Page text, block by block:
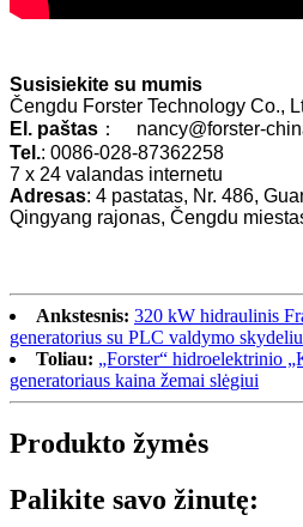
Susisiekite su mumis
Čengdu Forster Technology Co.,
El. paštas ： nancy@forster-
Tel.: 0086-028-87362258
7 x 24 valandas internetu
Adresas: 4 pastatas, Nr. 486,
Qingyang rajonas, Čengdu
Ankstesnis: 320 kW hidraulinis
generatorius su PLC valdymo skydeliu
Toliau: „Forster“ hidroelektrinio
generatoriaus kaina žemai slėgiui
Produkto žymės
Palikite savo žinutę: